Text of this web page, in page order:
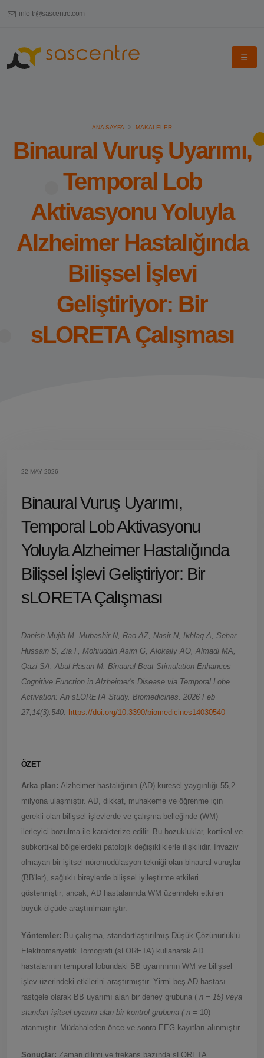
info-tr@sascentre.com
ANA SAYFA MAKALELER
Binaural Vuruş Uyarımı,
Temporal Lob
Aktivasyonu Yoluyla
Alzheimer Hastalığında
Bilişsel İşlevi
Geliştiriyor: Bir
sLORETA Çalışması
22 MAY 2026
Binaural Vuruş Uyarımı,
Temporal Lob Aktivasyonu
Yoluyla Alzheimer Hastalığında
Bilişsel İşlevi Geliştiriyor: Bir
sLORETA Çalışması
Danish Mujib M, Mubashir N, Rao AZ, Nasir N, Ikhlaq A, Sehar
Hussain S, Zia F, Mohiuddin Asim G, Alokaily AO, Almadi MA,
Qazi SA, Abul Hasan M. Binaural Beat Stimulation Enhances
Cognitive Function in Alzheimer's Disease via Temporal Lobe
Activation: An sLORETA Study. Biomedicines. 2026 Feb
27;14(3):540. https://doi.org/10.3390/biomedicines14030540
ÖZET
Arka plan: Alzheimer hastalığının (AD) küresel yaygınlığı 55,2
milyona ulaşmıştır. AD, dikkat, muhakeme ve öğrenme için
gerekli olan bilişsel işlevlerde ve çalışma belleğinde (WM)
ilerleyici bozulma ile karakterize edilir. Bu bozukluklar, kortikal ve
subkortikal bölgelerdeki patolojik değişikliklerle ilişkilidir. İnvaziv
olmayan bir işitsel nöromodülasyon tekniği olan binaural vuruşlar
(BB'ler), sağlıklı bireylerde bilişsel iyileştirme etkileri
göstermiştir; ancak, AD hastalarında WM üzerindeki etkileri
büyük ölçüde araştırılmamıştır.
Yöntemler: Bu çalışma, standartlaştırılmış Düşük Çözünürlüklü
Elektromanyetik Tomografi (sLORETA) kullanarak AD
hastalarının temporal lobundaki BB uyarımının WM ve bilişsel
işlev üzerindeki etkilerini araştırmıştır. Yirmi beş AD hastası
rastgele olarak BB uyarımı alan bir deney grubuna ( n = 15) veya
standart işitsel uyarım alan bir kontrol grubuna ( n = 10)
atanmıştır. Müdahaleden önce ve sonra EEG kayıtları alınmıştır.
Sonuçlar: Zaman dilimi ve frekans bazında sLORETA